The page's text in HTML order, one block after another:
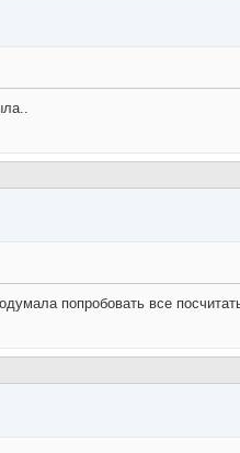
попробовать все